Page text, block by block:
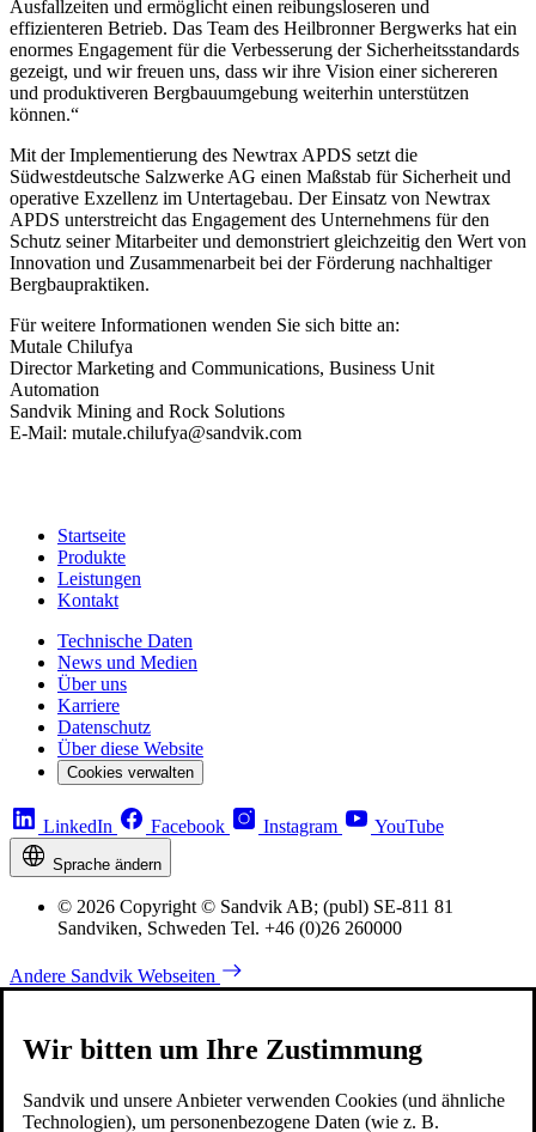
Ausfallzeiten und ermöglicht einen reibungsloseren und
effizienteren Betrieb. Das Team des Heilbronner Bergwerks hat ein
enormes Engagement für die Verbesserung der Sicherheitsstandards
gezeigt, und wir freuen uns, dass wir ihre Vision einer sichereren
und produktiveren Bergbauumgebung weiterhin unterstützen
können.“
Mit der Implementierung des Newtrax APDS setzt die
Südwestdeutsche Salzwerke AG einen Maßstab für Sicherheit und
operative Exzellenz im Untertagebau. Der Einsatz von Newtrax
APDS unterstreicht das Engagement des Unternehmens für den
Schutz seiner Mitarbeiter und demonstriert gleichzeitig den Wert von
Innovation und Zusammenarbeit bei der Förderung nachhaltiger
Bergbaupraktiken.
Für weitere Informationen wenden Sie sich bitte an:
Mutale Chilufya
Director Marketing and Communications, Business Unit
Automation
Sandvik Mining and Rock Solutions
E-Mail: mutale.chilufya@sandvik.com
Startseite
Produkte
Leistungen
Kontakt
Technische Daten
News und Medien
Über uns
Karriere
Datenschutz
Über diese Website
Cookies verwalten
LinkedIn Facebook Instagram YouTube
Sprache ändern
© 2026 Copyright © Sandvik AB; (publ) SE-811 81
Sandviken, Schweden Tel. +46 (0)26 260000
Andere Sandvik Webseiten
Wir bitten um Ihre Zustimmung
Sandvik und unsere Anbieter verwenden Cookies (und ähnliche
Technologien), um personenbezogene Daten (wie z. B.